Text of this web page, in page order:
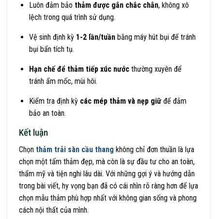
Luôn đảm bảo thảm được gắn chắc chắn, không xô
lệch trong quá trình sử dụng.
Vệ sinh định kỳ 1-2 lần/tuầnbằng máy hút bụi để tránh
bụi bẩn tích tụ.
Hạn chế để thảm tiếp xúc nướcthường xuyên để
tránh ẩm mốc, mùi hôi.
Kiểm tra định kỳ các mép thảm và nẹp giữđể đảm
bảo an toàn.
Kết luận
Chọn thảm trải sàn cầu thang không chỉ đơn thuần là lựa
chọn một tấm thảm đẹp, mà còn là sự đầu tư cho an toàn,
thẩm mỹ và tiện nghi lâu dài. Với những gợi ý và hướng dẫn
trong bài viết, hy vọng bạn đã có cái nhìn rõ ràng hơn để lựa
chọn mẫu thảm phù hợp nhất với không gian sống và phong
cách nội thất của mình.